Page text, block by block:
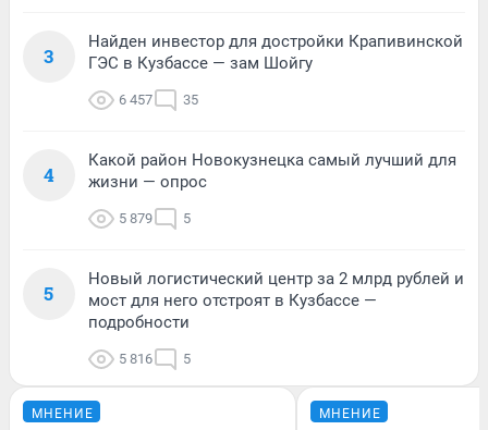
3
Найден инвестор для достройки Крапивинской
ГЭС в Кузбассе — зам Шойгу
6 457 35
4
Какой район Новокузнецка самый лучший для
жизни — опрос
5 879 5
5
Новый логистический центр за 2 млрд рублей и
мост для него отстроят в Кузбассе —
подробности
5 816 5
МНЕНИЕ МНЕНИЕ